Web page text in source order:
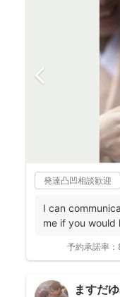
発達凸凹相談歓迎
I can
me if you would
予約承諾率：
ますだ